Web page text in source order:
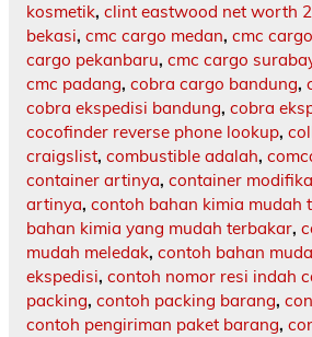
kosmetik, clint eastwood net worth
bekasi, cmc cargo medan, cmc
cargo pekanbaru, cmc cargo
cmc padang, cobra cargo bandung,
cobra ekspedisi bandung, cobra
cocofinder reverse phone lookup,
craigslist, combustible adalah,
container artinya, container
artinya, contoh bahan kimia mudah
bahan kimia yang mudah terbakar,
mudah meledak, contoh bahan
ekspedisi, contoh nomor resi indah
packing, contoh packing barang,
contoh pengiriman paket barang,